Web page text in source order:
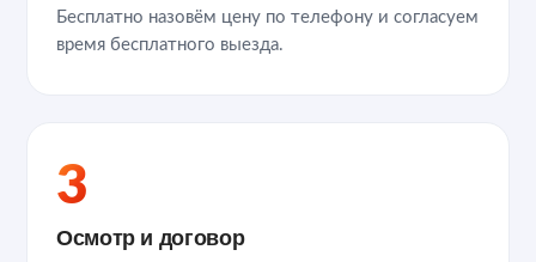
Бесплатно назовём цену по телефону и согласуем
время бесплатного выезда.
3
Осмотр и договор